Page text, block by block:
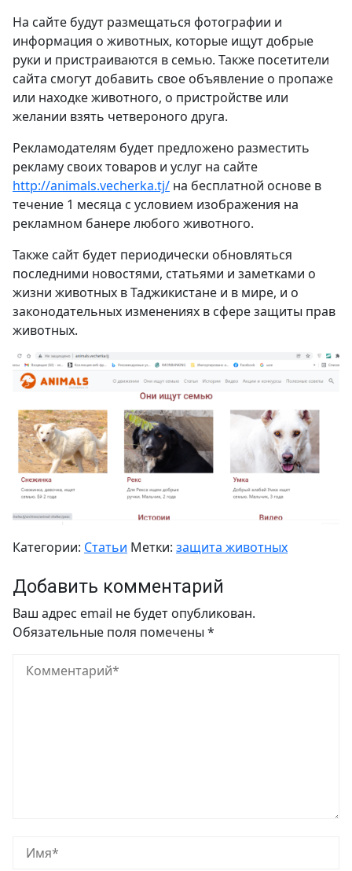
На сайте будут размещаться фотографии и
информация о животных, которые ищут добрые
руки и пристраиваются в семью. Также посетители
сайта смогут добавить свое объявление о пропаже
или находке животного, о пристройстве или
желании взять четвероного друга.
Рекламодателям будет предложено разместить
рекламу своих товаров и услуг на сайте
http://animals.vecherka.tj/ на бесплатной основе в
течение 1 месяца с условием изображения на
рекламном банере любого животного.
Также сайт будет периодически обновляться
последними новостями, статьями и заметками о
жизни животных в Таджикистане и в мире, и о
законодательных изменениях в сфере защиты прав
животных.
Категории: Статьи Метки: защита животных
Добавить комментарий
Ваш адрес email не будет опубликован.
Обязательные поля помечены *